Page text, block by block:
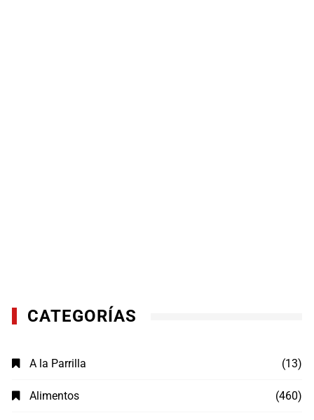
CATEGORÍAS
A la Parrilla (13)
Alimentos (460)